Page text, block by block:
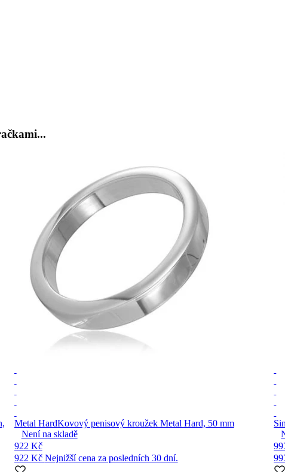
Metal HardKovový penisový kroužek Metal Hard, 50 mm
Není na skladě
922 Kč
922 Kč Nejnižší cena za posledních 30 dní.